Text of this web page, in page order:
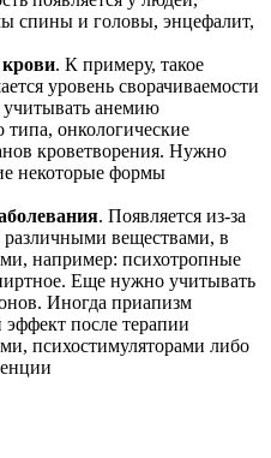
спины и головы, энцефалит,
. К примеру, такое
уровень сворачиваемости
анемию
типа, онкологические
кроветворения. Нужно
некоторые формы
. Появляется из-за
веществами, в
например: психотропные
Еще нужно учитывать
Иногда приапизм
после терапии
психостимуляторами либо